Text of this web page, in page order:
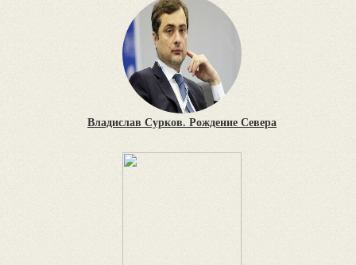
Владислав Сурков. Рождение Севера